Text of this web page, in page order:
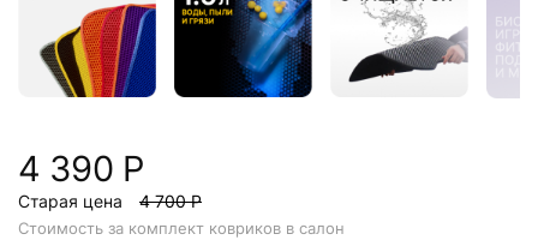
4 390 Р
Старая цена 4 700 Р
Стоимость за комплект ковриков в салон